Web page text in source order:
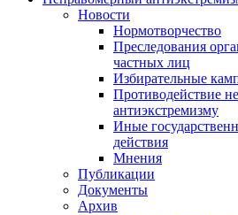
Новости
Нормотворчество
Преследования
частных лиц
Избирательные
Противодействие
антиэкстремизму
Иные
действия
Мнения
Публикации
Документы
Архив